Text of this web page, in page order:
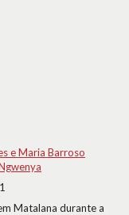
e Maria Barroso
Matalana durante a